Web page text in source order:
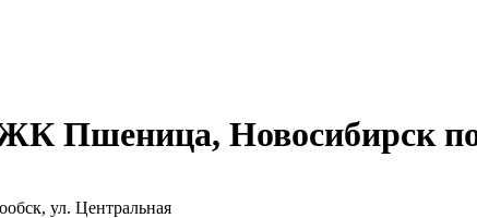
Пшеница, Новосибирск
ул. Центральная